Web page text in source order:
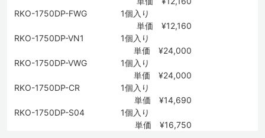
RKO-1750DP-FWG
1個入り
単価 ¥12,160
RKO-1750DP-VN1
1個入り
単価 ¥24,000
RKO-1750DP-VWG
1個入り
単価 ¥24,000
RKO-1750DP-CR
1個入り
単価 ¥14,690
RKO-1750DP-S04
1個入り
単価 ¥16,750